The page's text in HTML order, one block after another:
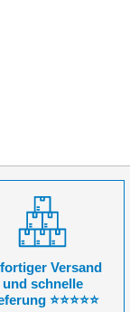
Versand
und schnelle
⭐⭐⭐⭐⭐